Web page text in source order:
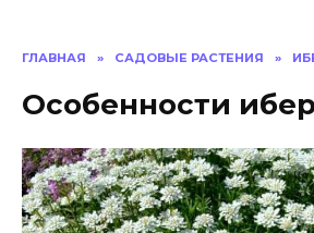
ГЛАВНАЯ » САДОВЫЕ РАСТЕНИЯ »
Особенности